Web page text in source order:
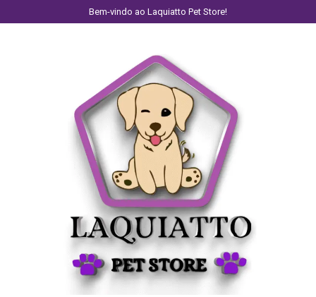
Bem-vindo ao Laquiatto Pet Store!